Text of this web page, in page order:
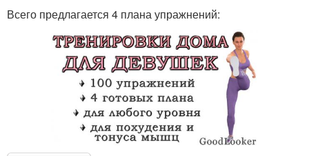
Всего предлагается 4 плана упражнений: